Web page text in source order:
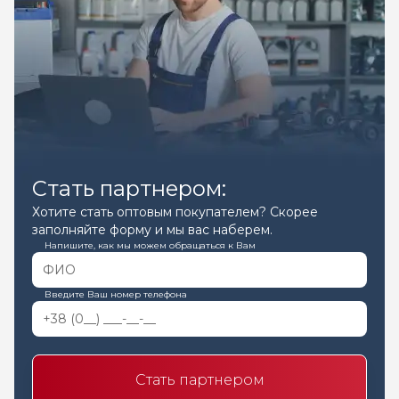
Стать партнером:
Хотите стать оптовым покупателем? Скорее
заполняйте форму и мы вас наберем.
Напишите, как мы можем обращаться к Вам
Введите Ваш номер телефона
Стать партнером